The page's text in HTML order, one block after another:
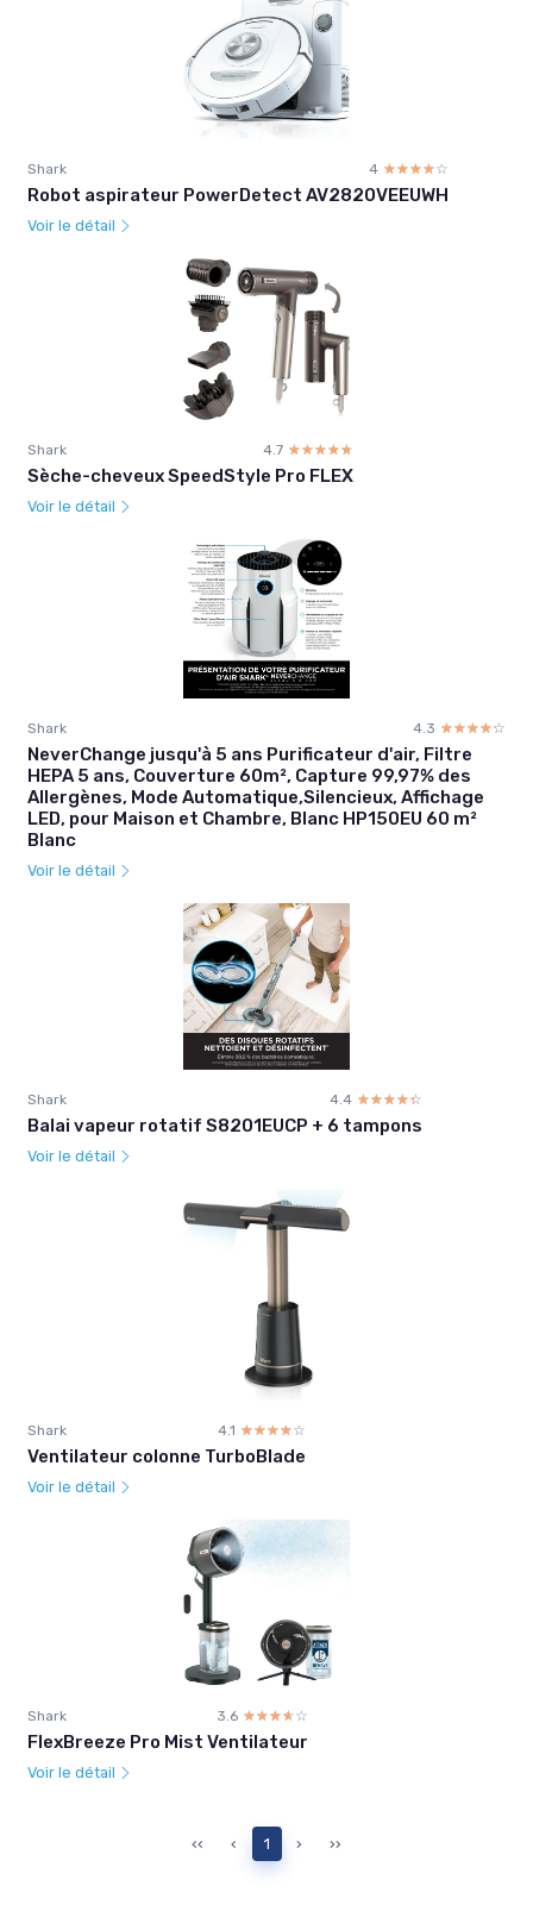
Shark 4 ☆☆☆☆☆
★★★★★
Robot aspirateur PowerDetect AV2820VEEUWH
Voir le détail
Shark 4.7 ☆☆☆☆☆
★★★★★
Sèche-cheveux SpeedStyle Pro FLEX
Voir le détail
Shark 4.3 ☆☆☆☆☆
★★★★★
NeverChange jusqu'à 5 ans Purificateur d'air, Filtre
HEPA 5 ans, Couverture 60m², Capture 99,97% des
Allergènes, Mode Automatique,Silencieux, Affichage
LED, pour Maison et Chambre, Blanc HP150EU 60 m²
Blanc
Voir le détail
Shark 4.4 ☆☆☆☆☆
★★★★★
Balai vapeur rotatif S8201EUCP + 6 tampons
Voir le détail
Shark 4.1 ☆☆☆☆☆
★★★★★
Ventilateur colonne TurboBlade
Voir le détail
Shark 3.6 ☆☆☆☆☆
★★★★★
FlexBreeze Pro Mist Ventilateur
Voir le détail
‹‹ ‹ 1 › ››